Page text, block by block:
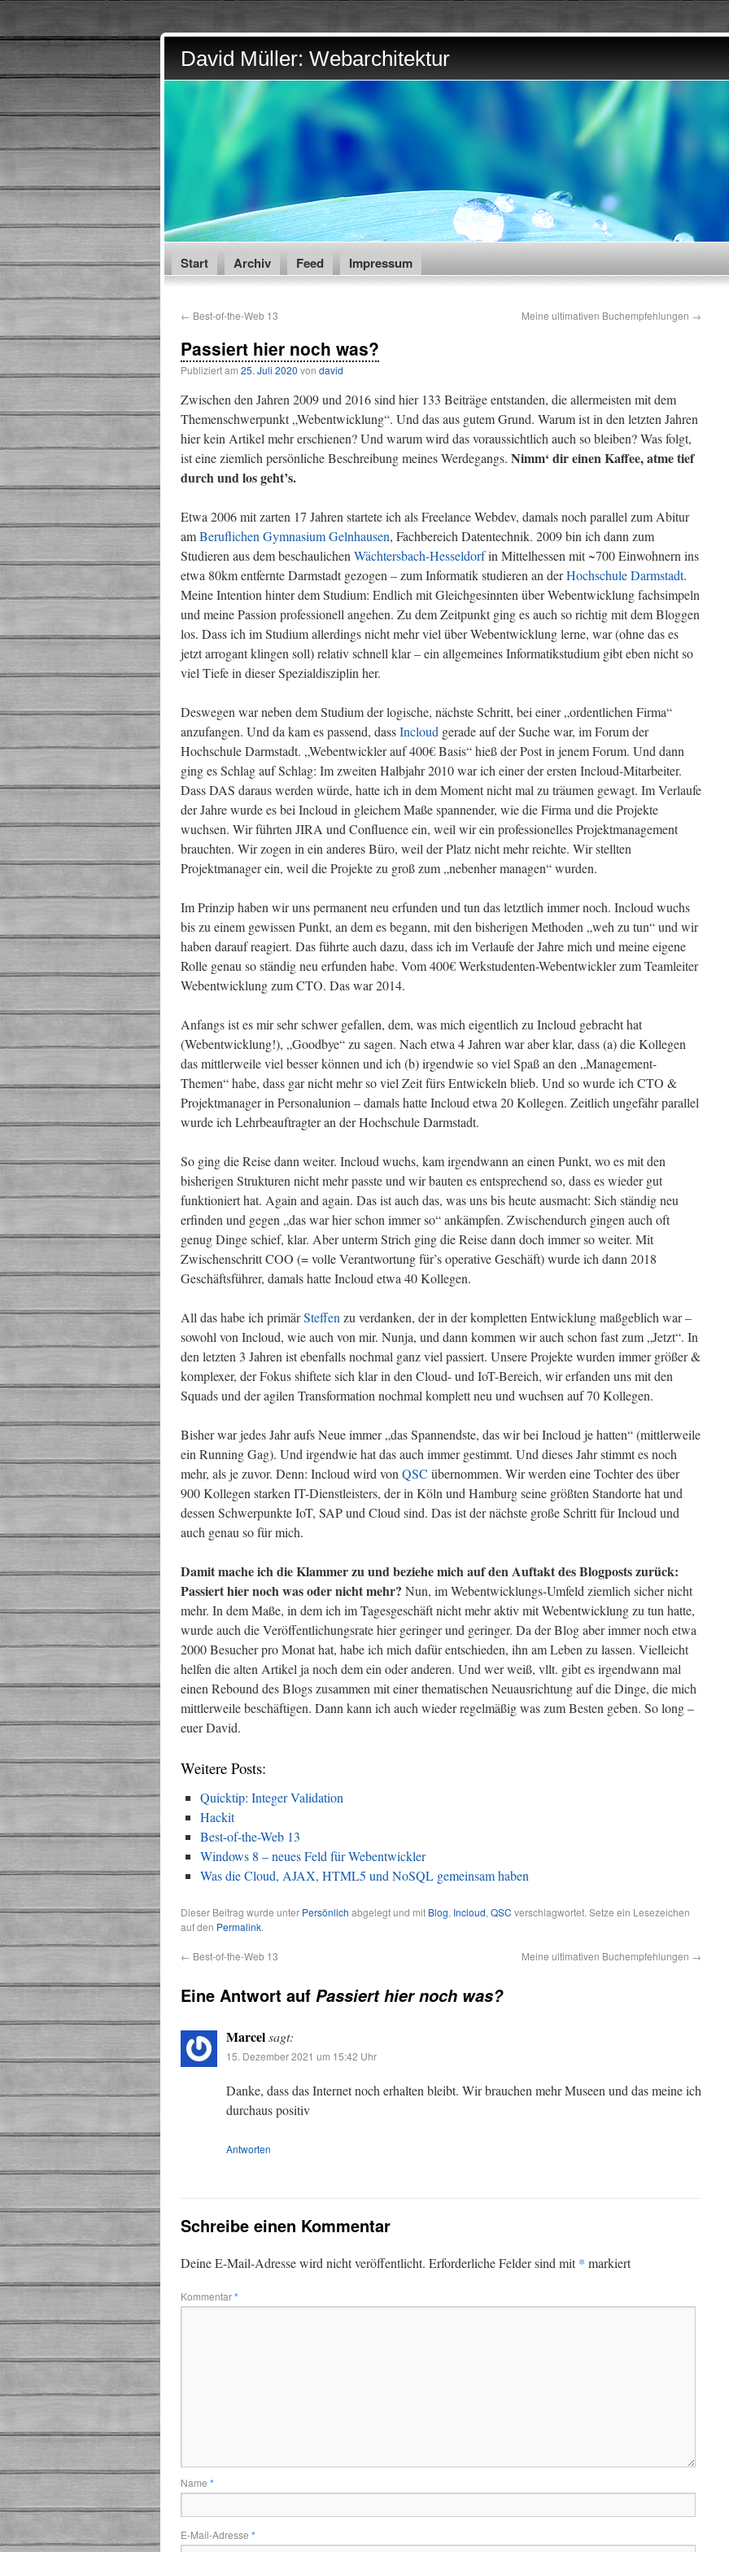
David Müller: Webarchitektur
Start Archiv Feed Impressum
← Best-of-the-Web 13 Meine ultimativen Buchempfehlungen →
Passiert hier noch was?
Publiziert am 25. Juli 2020 von david
Zwischen den Jahren 2009 und 2016 sind hier 133 Beiträge entstanden, die allermeisten mit dem
Themenschwerpunkt „Webentwicklung“. Und das aus gutem Grund. Warum ist in den letzten Jahren
hier kein Artikel mehr erschienen? Und warum wird das voraussichtlich auch so bleiben? Was folgt,
ist eine ziemlich persönliche Beschreibung meines Werdegangs. Nimm‘ dir einen Kaffee, atme tief
durch und los geht’s.
Etwa 2006 mit zarten 17 Jahren startete ich als Freelance Webdev, damals noch parallel zum Abitur
amBeruflichen Gymnasium Gelnhausen, Fachbereich Datentechnik. 2009 bin ich dann zum
Studieren aus dem beschaulichen Wächtersbach-Hesseldorfin Mittelhessen mit ~700 Einwohnern ins
etwa 80km entfernte Darmstadt gezogen – zum Informatik studieren an derHochschule Darmstadt.
Meine Intention hinter dem Studium: Endlich mit Gleichgesinnten über Webentwicklung fachsimpeln
und meine Passion professionell angehen. Zu dem Zeitpunkt ging es auch so richtig mit dem Bloggen
los. Dass ich im Studium allerdings nicht mehr viel über Webentwicklung lerne, war (ohne das es
jetzt arrogant klingen soll) relativ schnell klar – ein allgemeines Informatikstudium gibt eben nicht so
viel Tiefe in dieser Spezialdisziplin her.
Deswegen war neben dem Studium der logische, nächste Schritt, bei einer „ordentlichen Firma“
anzufangen. Und da kam es passend, dassIncloud gerade auf der Suche war, im Forum der
Hochschule Darmstadt. „Webentwickler auf 400€ Basis“ hieß der Post in jenem Forum. Und dann
ging es Schlag auf Schlag: Im zweiten Halbjahr 2010 war ich einer der ersten Incloud-Mitarbeiter.
Dass DAS daraus werden würde, hatte ich in dem Moment nicht mal zu träumen gewagt. Im Verlaufe
der Jahre wurde es bei Incloud in gleichem Maße spannender, wie die Firma und die Projekte
wuchsen. Wir führten JIRA und Confluence ein, weil wir ein professionelles Projektmanagement
brauchten. Wir zogen in ein anderes Büro, weil der Platz nicht mehr reichte. Wir stellten
Projektmanager ein, weil die Projekte zu groß zum „nebenher managen“ wurden.
Im Prinzip haben wir uns permanent neu erfunden und tun das letztlich immer noch. Incloud wuchs
bis zu einem gewissen Punkt, an dem es begann, mit den bisherigen Methoden „weh zu tun“ und wir
haben darauf reagiert. Das führte auch dazu, dass ich im Verlaufe der Jahre mich und meine eigene
Rolle genau so ständig neu erfunden habe. Vom 400€ Werkstudenten-Webentwickler zum Teamleiter
Webentwicklung zum CTO. Das war 2014.
Anfangs ist es mir sehr schwer gefallen, dem, was mich eigentlich zu Incloud gebracht hat
(Webentwicklung!), „Goodbye“ zu sagen. Nach etwa 4 Jahren war aber klar, dass (a) die Kollegen
das mittlerweile viel besser können und ich (b) irgendwie so viel Spaß an den „Management-
Themen“ habe, dass gar nicht mehr so viel Zeit fürs Entwickeln blieb. Und so wurde ich CTO &
Projektmanager in Personalunion – damals hatte Incloud etwa 20 Kollegen. Zeitlich ungefähr parallel
wurde ich Lehrbeauftragter an der Hochschule Darmstadt.
So ging die Reise dann weiter. Incloud wuchs, kam irgendwann an einen Punkt, wo es mit den
bisherigen Strukturen nicht mehr passte und wir bauten es entsprechend so, dass es wieder gut
funktioniert hat. Again and again. Das ist auch das, was uns bis heute ausmacht: Sich ständig neu
erfinden und gegen „das war hier schon immer so“ ankämpfen. Zwischendurch gingen auch oft
genug Dinge schief, klar. Aber unterm Strich ging die Reise dann doch immer so weiter. Mit
Zwischenschritt COO (= volle Verantwortung für’s operative Geschäft) wurde ich dann 2018
Geschäftsführer, damals hatte Incloud etwa 40 Kollegen.
All das habe ich primärSteffen zu verdanken, der in der kompletten Entwicklung maßgeblich war –
sowohl von Incloud, wie auch von mir. Nunja, und dann kommen wir auch schon fast zum „Jetzt“. In
den letzten 3 Jahren ist ebenfalls nochmal ganz viel passiert. Unsere Projekte wurden immer größer &
komplexer, der Fokus shiftete sich klar in den Cloud- und IoT-Bereich, wir erfanden uns mit den
Squads und der agilen Transformation nochmal komplett neu und wuchsen auf 70 Kollegen.
Bisher war jedes Jahr aufs Neue immer „das Spannendste, das wir bei Incloud je hatten“ (mittlerweile
ein Running Gag). Und irgendwie hat das auch immer gestimmt. Und dieses Jahr stimmt es noch
mehr, als je zuvor. Denn: Incloud wird von QSC übernommen. Wir werden eine Tochter des über
900 Kollegen starken IT-Dienstleisters, der in Köln und Hamburg seine größten Standorte hat und
dessen Schwerpunkte IoT, SAP und Cloud sind. Das ist der nächste große Schritt für Incloud und
auch genau so für mich.
Damit mache ich die Klammer zu und beziehe mich auf den Auftakt des Blogposts zurück:
Passiert hier noch was oder nicht mehr? Nun, im Webentwicklungs-Umfeld ziemlich sicher nicht
mehr. In dem Maße, in dem ich im Tagesgeschäft nicht mehr aktiv mit Webentwicklung zu tun hatte,
wurde auch die Veröffentlichungsrate hier geringer und geringer. Da der Blog aber immer noch etwa
2000 Besucher pro Monat hat, habe ich mich dafür entschieden, ihn am Leben zu lassen. Vielleicht
helfen die alten Artikel ja noch dem ein oder anderen. Und wer weiß, vllt. gibt es irgendwann mal
einen Rebound des Blogs zusammen mit einer thematischen Neuausrichtung auf die Dinge, die mich
mittlerweile beschäftigen. Dann kann ich auch wieder regelmäßig was zum Besten geben. So long –
euer David.
Weitere Posts:
Quicktip: Integer Validation
Hackit
Best-of-the-Web 13
Windows 8 – neues Feld für Webentwickler
Was die Cloud, AJAX, HTML5 und NoSQL gemeinsam haben
Dieser Beitrag wurde unter Persönlich abgelegt und mit Blog, Incloud, QSC verschlagwortet. Setze ein Lesezeichen
auf den Permalink.
← Best-of-the-Web 13 Meine ultimativen Buchempfehlungen →
Eine Antwort auf Passiert hier noch was?
Marcelsagt:
15. Dezember 2021 um 15:42 Uhr
Danke, dass das Internet noch erhalten bleibt. Wir brauchen mehr Museen und das meine ich
durchaus positiv
Antworten
Schreibe einen Kommentar
Deine E-Mail-Adresse wird nicht veröffentlicht. Erforderliche Felder sind mit* markiert
Kommentar*
Name *
E-Mail-Adresse *